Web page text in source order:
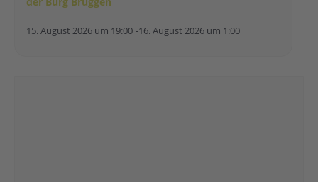
15. August 2026 um 19:00 -16. August 2026 um 1:00